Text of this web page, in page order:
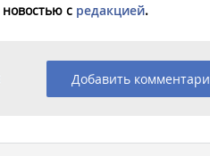
с редакцией.
Добавить